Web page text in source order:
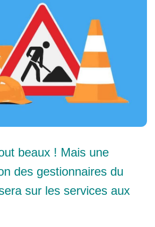
beaux ! Mais une
des gestionnaires du
sur les services aux